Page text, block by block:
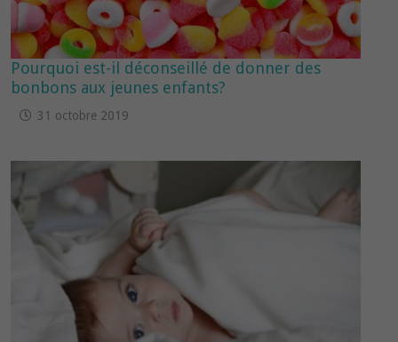
Pourquoi est-il déconseillé de donner des
bonbons aux jeunes enfants?
31 octobre 2019